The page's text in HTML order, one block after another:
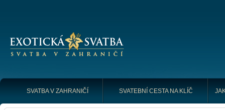
SVATBA V ZAHRANIČÍ SVATEBNÍ CESTA NA KLÍČ